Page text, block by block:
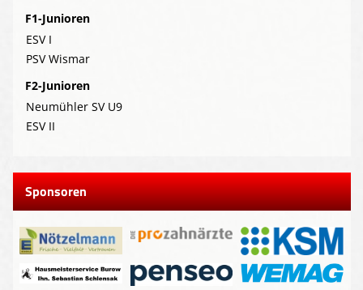
F1-Junioren
ESV I
PSV Wismar
F2-Junioren
Neumühler SV U9
ESV II
Sponsoren